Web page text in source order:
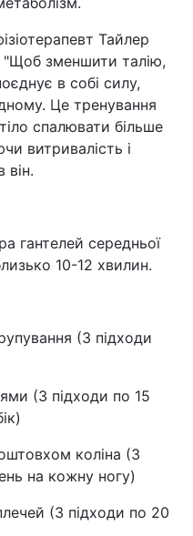
Тайлер
"Щоб зменшити талію,
в собі силу,
Це тренування
спалювати більше
витривалість і
він.
гантелей середньої
10-12 хвилин.
(3 підходи
(3 підходи по 15
коліна (3
на кожну ногу)
(3 підходи по 20